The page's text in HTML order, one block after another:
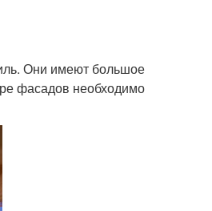
Они имеют большое
фасадов необходимо